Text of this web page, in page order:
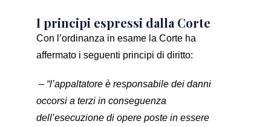
I principi espressi dalla Corte
Con l’ordinanza in esame la Corte ha
affermato i seguenti principi di diritto:
– “l’appaltatore è responsabile dei danni
occorsi a terzi in conseguenza
dell’esecuzione di opere poste in essere